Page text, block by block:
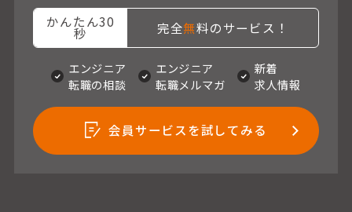
かんたん30
秒 完全無料のサービス！
エンジニア
転職の相談
エンジニア
転職メルマガ
新着
求人情報
会員サービスを試してみる